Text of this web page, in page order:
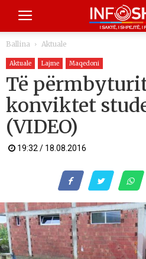
Ballina Aktuale
Aktuale Lajme Maqedoni
Të
konviktet
(VIDEO)
19:32 / 18.08.2016